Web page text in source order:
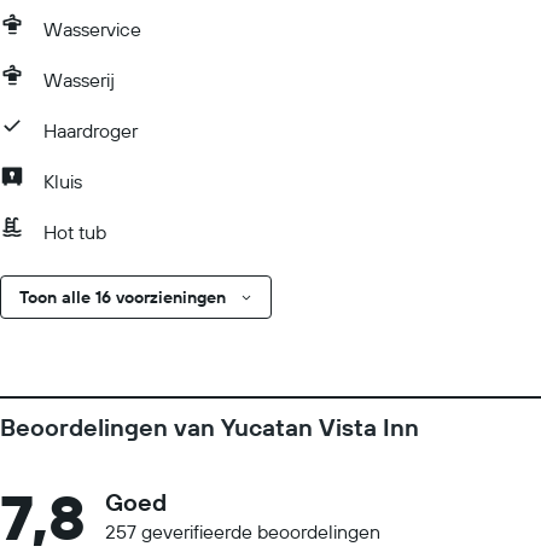
Wasservice
Wasserij
Haardroger
Kluis
Hot tub
Toon alle 16 voorzieningen
Beoordelingen van Yucatan Vista Inn
7,8 Goed
257 geverifieerde beoordelingen